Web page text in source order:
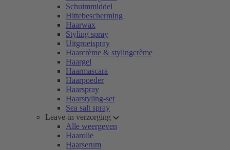
Schuimmiddel
Hittebescherming
Haarwax
Styling spray
Uitgroeispray
Haarcrème & stylingcrème
Haargel
Haarmascara
Haarpoeder
Haarspray
Haarstyling-set
Sea salt spray
Leave-in verzorging
Alle weergeven
Haarolie
Haarserum